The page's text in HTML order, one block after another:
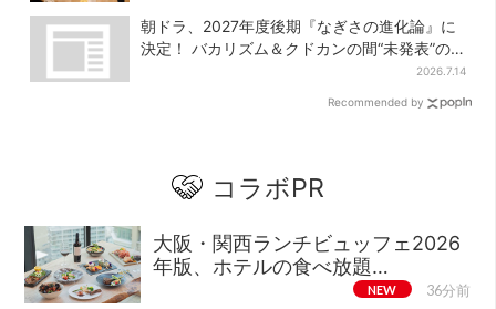
朝ドラ、2027年度後期『なぎさの進化論』に
決定！ バカリズム＆クドカンの間“未発表”の
2026.7.14
Recommended by
コラボPR
大阪・関西ランチビュッフェ2026
年版、ホテルの食べ放題…
NEW 36分前